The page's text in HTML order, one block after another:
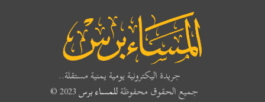
جريدة اليكترونية يومية يمنية مستقلة..
جميع الحقوق محفوظةللمساء برس